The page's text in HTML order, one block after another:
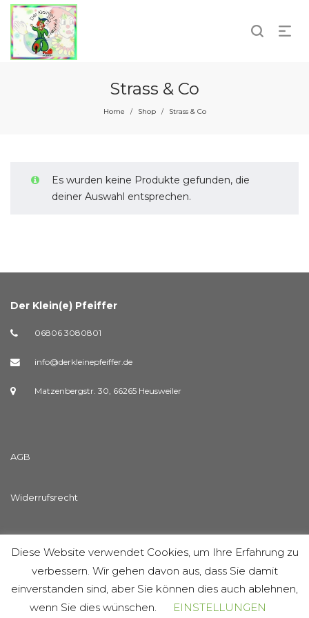
Strass & Co
Home / Shop / Strass & Co
Es wurden keine Produkte gefunden, die
deiner Auswahl entsprechen.
Der Klein(e) Pfeiffer
06806 3080801
info@derkleinepfeiffer.de
Matzenbergstr. 30, 66265 Heusweiler
AGB
Widerrufsrecht
Streitschlichtungsvorlage
Diese Website verwendet Cookies, um Ihre Erfahrung zu
verbessern. Wir gehen davon aus, dass Sie damit
einverstanden sind, aber Sie können dies auch ablehnen,
wenn Sie dies wünschen.
EINSTELLUNGEN